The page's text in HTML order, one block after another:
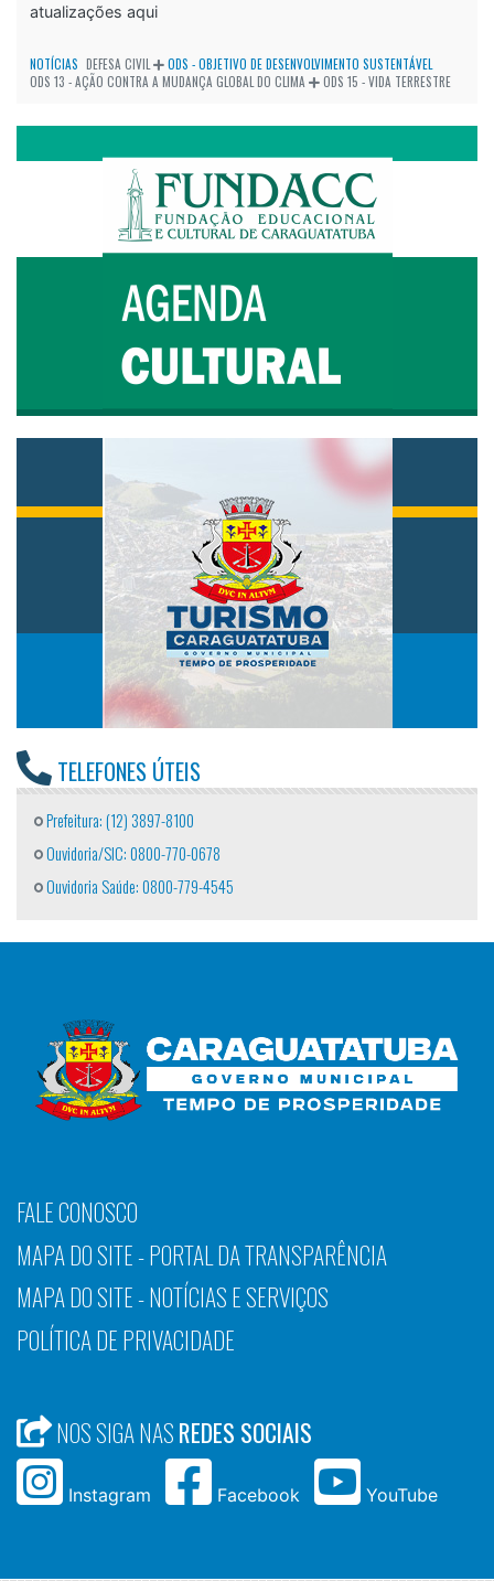
atualizações aqui
NOTÍCIAS DEFESA CIVIL
ODS - OBJETIVO DE DESENVOLVIMENTO SUSTENTÁVEL
ODS 13 - AÇÃO CONTRA A MUDANÇA GLOBAL DO CLIMA
ODS 15 - VIDA TERRESTRE
TELEFONES ÚTEIS
Prefeitura: (12) 3897-8100
Ouvidoria/SIC: 0800-770-0678
Ouvidoria Saúde: 0800-779-4545
FALE CONOSCO
MAPA DO SITE - PORTAL DA TRANSPARÊNCIA
MAPA DO SITE - NOTÍCIAS E SERVIÇOS
POLÍTICA DE PRIVACIDADE
NOS SIGA NASREDES SOCIAIS
Instagram Facebook YouTube